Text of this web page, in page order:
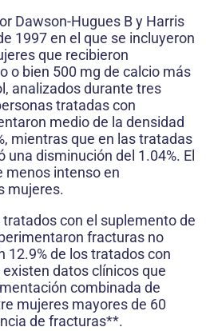
Dawson-Hugues B y Harris
1997 en el que se incluyeron
que recibieron
o bien 500 mg de calcio más
analizados durante tres
tratadas con
medio de la densidad
mientras que en las tratadas
disminución del 1.04%. El
intenso en
mujeres.
tratados con el suplemento de
fracturas no
12.9% de los tratados con
datos clínicos que
combinada de
mujeres mayores de 60
de fracturas**.